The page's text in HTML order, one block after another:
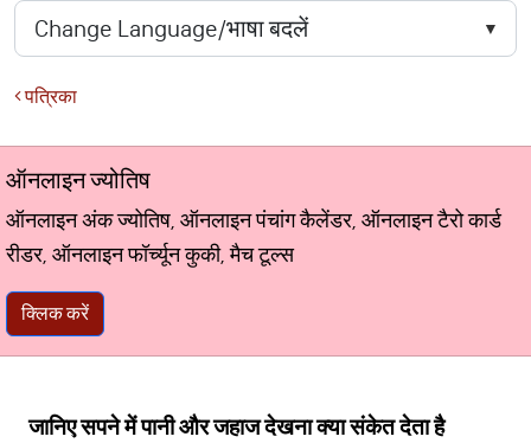
पत्रिका
ऑनलाइन ज्योतिष
ऑनलाइन अंक ज्योतिष, ऑनलाइन पंचांग कैलेंडर, ऑनलाइन टैरो कार्ड
रीडर, ऑनलाइन फॉर्च्यून कुकी, मैच टूल्स
क्लिक करें
जानिए सपने में पानी और जहाज देखना क्या संकेत देता है